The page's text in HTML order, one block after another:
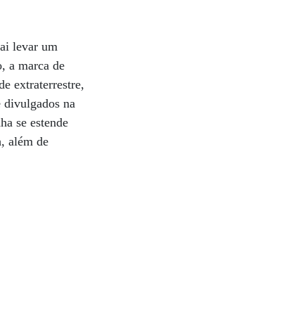
levar um
a marca de
extraterrestre,
divulgados na
se estende
além de